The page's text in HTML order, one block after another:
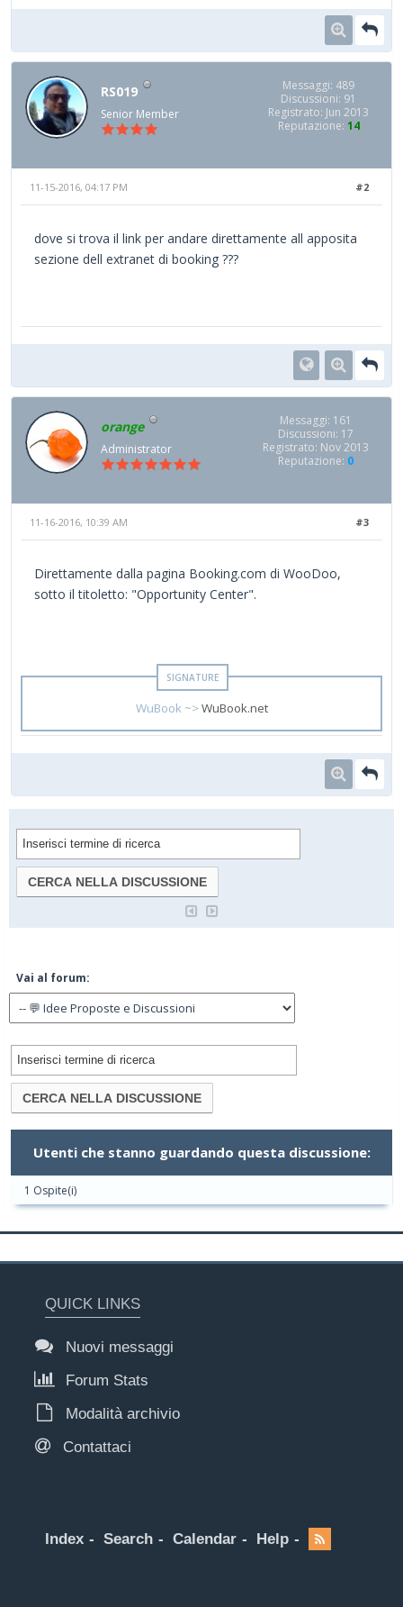
RS019
Senior Member
Messaggi: 489
Discussioni: 91
Registrato: Jun 2013
Reputazione: 14
#2
11-15-2016, 04:17 PM
dove si trova il link per andare direttamente all apposita
sezione dell extranet di booking ???
orange
Administrator
Messaggi: 161
Discussioni: 17
Registrato: Nov 2013
Reputazione: 0
#3
11-16-2016, 10:39 AM
Direttamente dalla pagina Booking.com di WooDoo,
sotto il titoletto: "Opportunity Center".
WuBook ~>WuBook.net
Vai al forum:
Utenti che stanno guardando questa discussione:
1 Ospite(i)
QUICK LINKS
Nuovi messaggi
Forum Stats
Modalità archivio
Contattaci
Index Search Calendar Help